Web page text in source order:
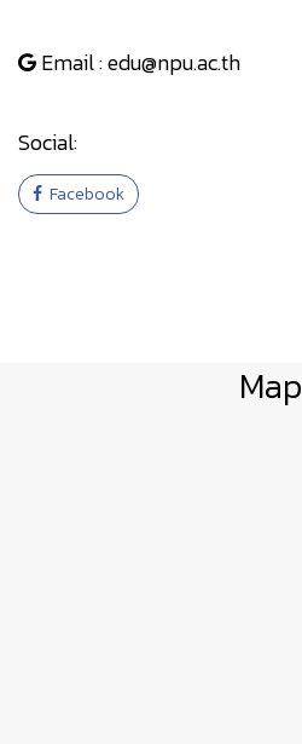
Email : edu@npu.ac.th
Social:
Facebook
Map